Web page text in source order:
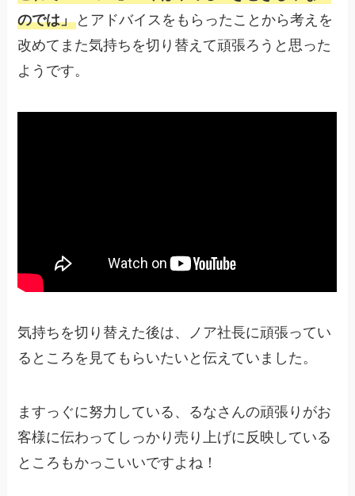
のでは」 とアドバイスをもらったことから考えを
改めてまた気持ちを切り替えて頑張ろうと思った
ようです。
気持ちを切り替えた後は、ノア社長に頑張ってい
るところを見てもらいたいと伝えていました。
ますっぐに努力している、るなさんの頑張りがお
客様に伝わってしっかり売り上げに反映している
ところもかっこいいですよね！